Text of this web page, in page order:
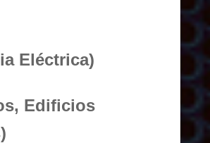
Eléctrica)
Edificios